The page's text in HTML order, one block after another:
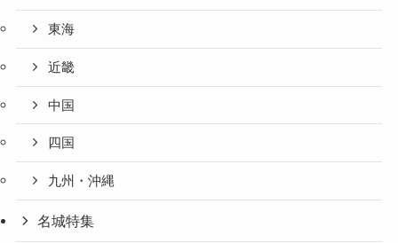
東海
近畿
中国
四国
九州・沖縄
名城特集